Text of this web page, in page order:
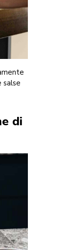
salse
di